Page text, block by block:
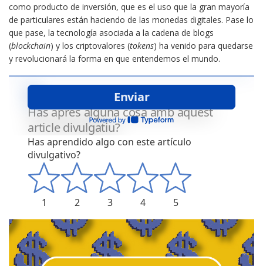
como producto de inversión, que es el uso que la gran mayoría
de particulares están haciendo de las monedas digitales. Pase lo
que pase, la tecnología asociada a la cadena de blogs
(blockchain) y los criptovalores (tokens) ha venido para quedarse
y revolucionará la forma en que entendemos el mundo.